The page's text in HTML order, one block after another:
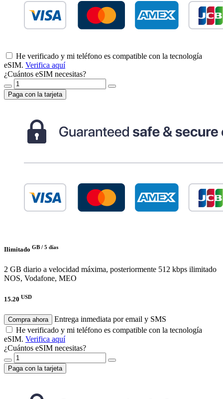
He verificado y mi teléfono es compatible con la tecnología
eSIM. Verifica aquí
¿Cuántos eSIM necesitas?
Paga con la tarjeta
Ilimitado GB / 5 días
2 GB diario a velocidad máxima, posteriormente 512 kbps ilimitado
NOS, Vodafone, MEO
15.20 USD
Compra ahora
Entrega inmediata por email y SMS
He verificado y mi teléfono es compatible con la tecnología
eSIM. Verifica aquí
¿Cuántos eSIM necesitas?
Paga con la tarjeta